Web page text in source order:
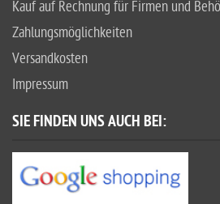
Kauf auf Rechnung für Firmen und
Zahlungsmöglichkeiten
Versandkosten
Impressum
SIE FINDEN UNS AUCH BEI: